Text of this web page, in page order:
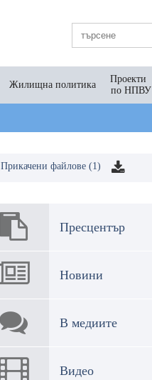
Жилищна политика
Проекти
по НПВУ
Прикачени файлове (1)
Пресцентър
Новини
В медиите
Видео